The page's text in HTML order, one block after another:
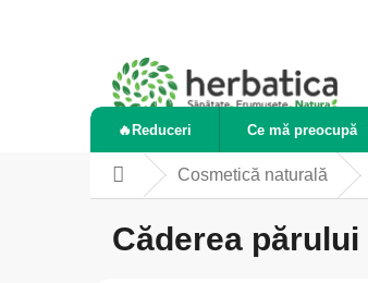
🔥Reduceri Ce mă preocupă
AcasăCosmetică naturală
Căderea părului